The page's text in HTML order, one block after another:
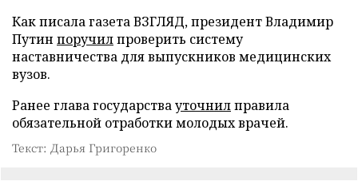
Как писала газета ВЗГЛЯД, президент Владимир
Путин поручилпроверить систему
наставничества для выпускников медицинских
вузов.
Ранее глава государствауточнилправила
обязательной отработки молодых врачей.
Текст: Дарья Григоренко